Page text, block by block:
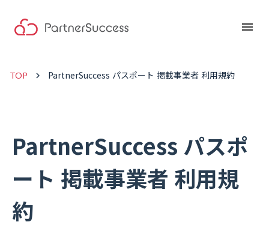
menu
TOP keyboard_arrow_right PartnerSuccess パスポート 掲載事業者 利用規約
PartnerSuccess パスポ
ート 掲載事業者 利用規
約